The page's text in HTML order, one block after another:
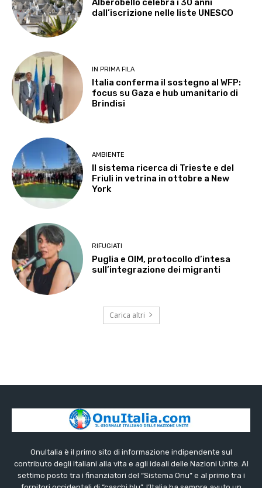
Alberobello celebra i 30 anni
dall’iscrizione nelle liste UNESCO
IN PRIMA FILA
Italia conferma il sostegno al WFP:
focus su Gaza e hub umanitario di
Brindisi
AMBIENTE
Il sistema ricerca di Trieste e del
Friuli in vetrina in ottobre a New
York
RIFUGIATI
Puglia e OIM, protocollo d’intesa
sull’integrazione dei migranti
Carica altri
OnuItalia è il primo sito di informazione indipendente sul
contributo degli italiani alla vita e agli ideali delle Nazioni Unite. Al
settimo posto tra i finanziatori del “Sistema Onu” e al primo tra i